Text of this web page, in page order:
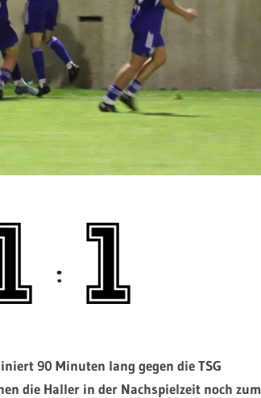
90 Minuten lang gegen die TSG
die Haller in der Nachspielzeit noch zum